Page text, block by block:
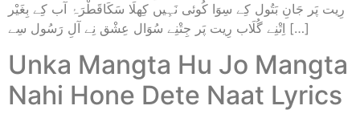
رِیت پَر جَانِ بَتُول کِے سِوَا کُوئی نَہِیں کِھلَا سَکَاقَطْرَۂ آب کِے بِغَیْر
اِتْنِے گُلَاب رِیت پَر جِتْنِے سُوَال عِشْق نِے آلِ رَسُول سِے […]
Unka Mangta Hu Jo Mangta
Nahi Hone Dete Naat Lyrics